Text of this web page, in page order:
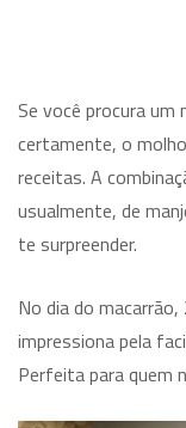
Se você procura um
certamente, o
receitas. A
usualmente, de
te surpreender.
No dia do
impressiona pela
Perfeita para quem